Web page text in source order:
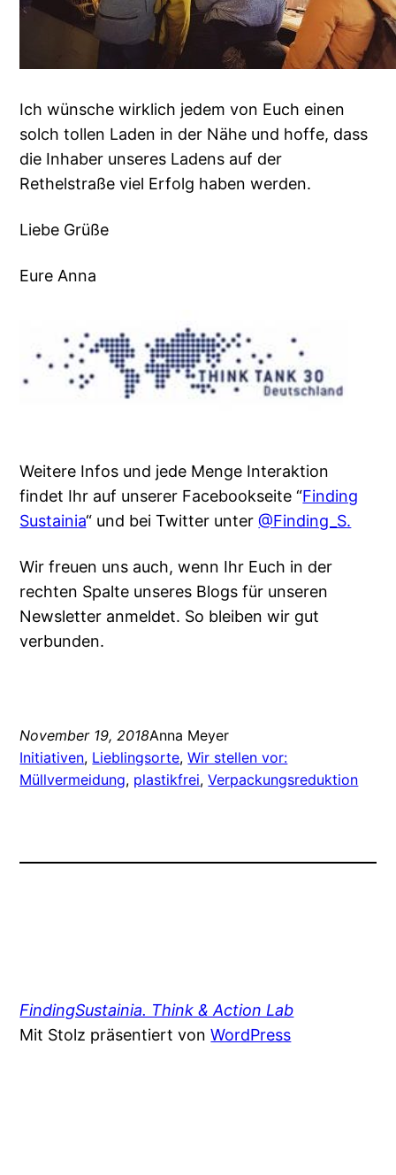
Ich wünsche wirklich jedem von Euch einen
solch tollen Laden in der Nähe und hoffe, dass
die Inhaber unseres Ladens auf der
Rethelstraße viel Erfolg haben werden.
Liebe Grüße
Eure Anna
Weitere Infos und jede Menge Interaktion
findet Ihr auf unserer Facebookseite “Finding
Sustainia“ und bei Twitter unter@Finding_S.
Wir freuen uns auch, wenn Ihr Euch in der
rechten Spalte unseres Blogs für unseren
Newsletter anmeldet. So bleiben wir gut
verbunden.
November 19, 2018Anna Meyer
Initiativen, Lieblingsorte, Wir stellen vor:
Müllvermeidung, plastikfrei, Verpackungsreduktion
FindingSustainia. Think & Action Lab
Mit Stolz präsentiert vonWordPress